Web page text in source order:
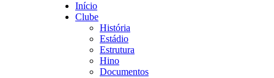
Início
Clube
História
Estádio
Estrutura
Hino
Documentos